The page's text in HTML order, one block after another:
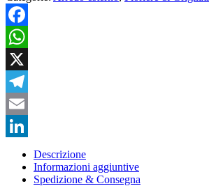
"VAMPIRO"
quantità
Facebook
WhatsApp
X
Telegram
Email
LinkedIn
Descrizione
Informazioni aggiuntive
Spedizione & Consegna